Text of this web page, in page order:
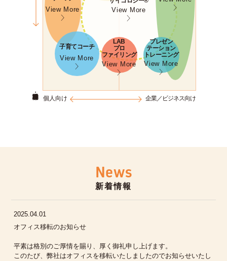
View More
View More
子育てコーチ
View More
LAB
プロ
ファイリング
View More
プレゼン
テーション
トレーニング
View More
個人向け 企業／ビジネス向け
News
新着情報
2025.04.01
オフィス移転のお知らせ
平素は格別のご厚情を賜り、厚く御礼申し上げます。
このたび、弊社はオフィスを移転いたしましたのでお知らせいたし